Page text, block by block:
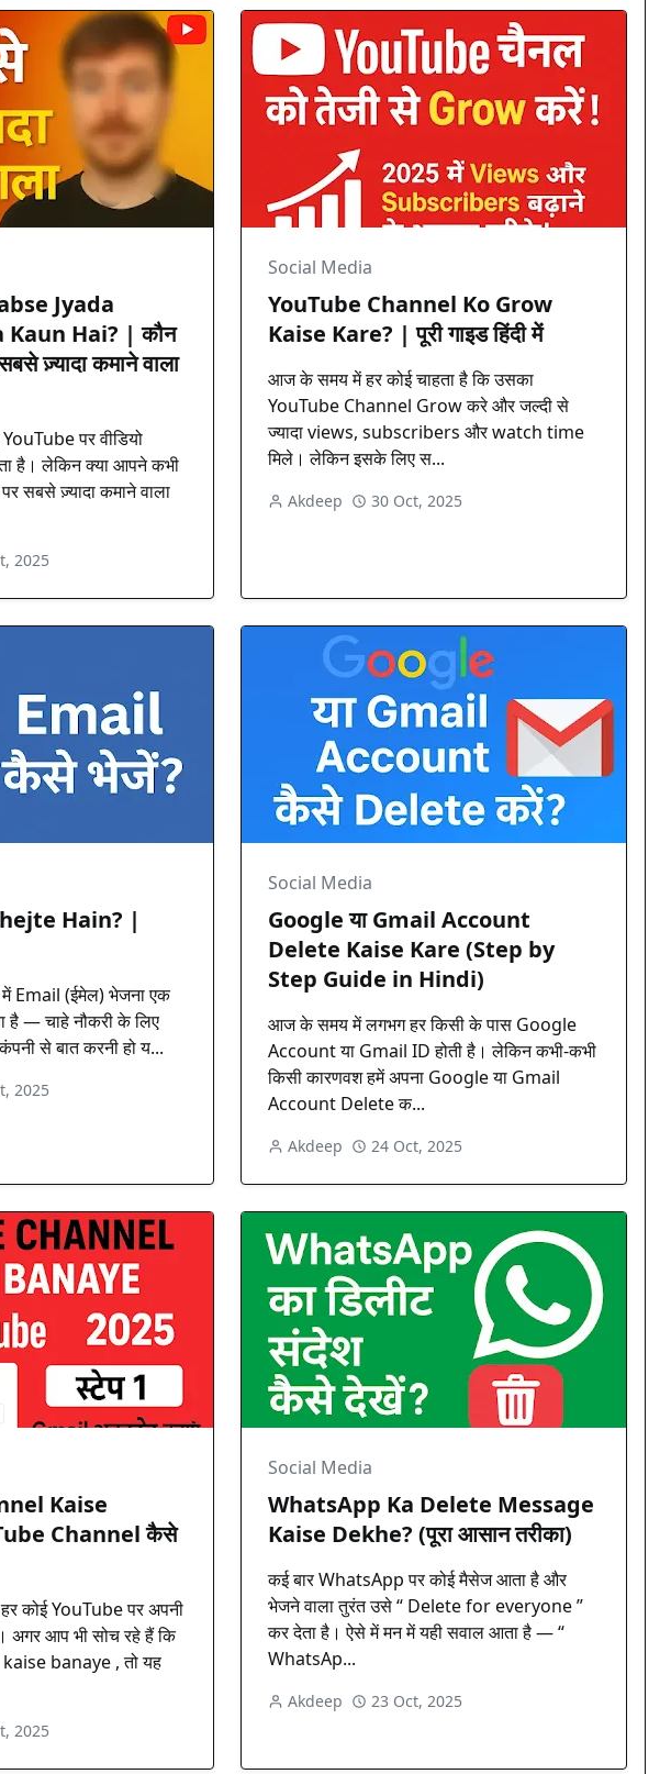
Jyada
Kaun Hai? | कौन
ज़्यादा कमाने वाला
पर वीडियो
है। लेकिन क्या आपने कभी
सबसे ज़्यादा कमाने वाला
2025
Social Media
YouTube Channel Ko Grow
Kaise Kare? | पूरी गाइड हिंदी में
आज के समय में हर कोई चाहता है कि उसका
YouTube Channel Grow करे और जल्दी से
ज्यादा views, subscribers और watch time
मिले। लेकिन इसके लिए स...
Akdeep 30 Oct, 2025
Hain? |
Email (ईमेल) भेजना एक
है — चाहे नौकरी के लिए
से बात करनी हो य...
2025
Social Media
Google या Gmail Account
Delete Kaise Kare (Step by
Step Guide in Hindi)
आज के समय में लगभग हर किसी के पास Google
Account या Gmail ID होती है। लेकिन कभी-कभी
किसी कारणवश हमें अपना Google या Gmail
Account Delete क...
Akdeep 24 Oct, 2025
Kaise
Channel कैसे
कोई YouTube पर अपनी
अगर आप भी सोच रहे हैं कि
banaye , तो यह
2025
Social Media
WhatsApp Ka Delete Message
Kaise Dekhe? (पूरा आसान तरीका)
कई बार WhatsApp पर कोई मैसेज आता है और
भेजने वाला तुरंत उसे “ Delete for everyone ”
कर देता है। ऐसे में मन में यही सवाल आता है — “
WhatsAp...
Akdeep 23 Oct, 2025